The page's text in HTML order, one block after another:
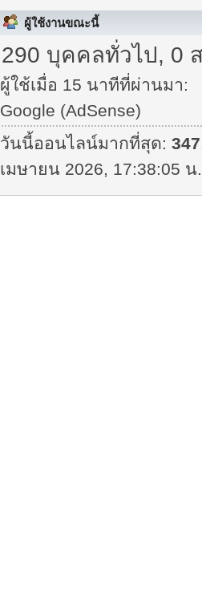
ผู้ใช้งานขณะนี้
290 บุคคลทั่วไป, 0
ผู้ใช้เมื่อ 15 นาทีที่ผ่านมา:
Google (AdSense)
วันนี้ออนไลน์มากที่สุด:347
เมษายน 2026, 17:38:05 น